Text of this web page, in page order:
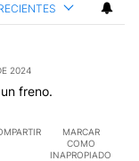
2024
freno.
MARCAR
COMO
INAPROPIADO